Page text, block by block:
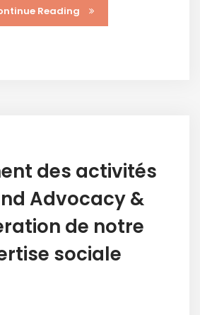
Reading
des activités
Advocacy &
de notre
sociale